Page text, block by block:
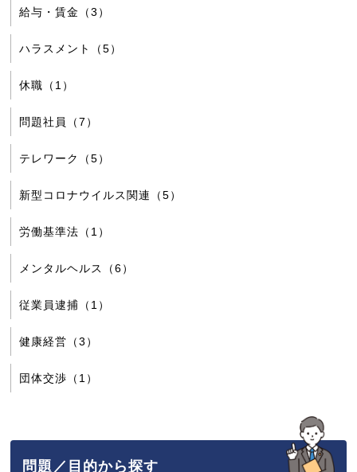
給与・賃金（3）
ハラスメント（5）
休職（1）
問題社員（7）
テレワーク（5）
新型コロナウイルス関連（5）
労働基準法（1）
メンタルヘルス（6）
従業員逮捕（1）
健康経営（3）
団体交渉（1）
問題／目的から探す